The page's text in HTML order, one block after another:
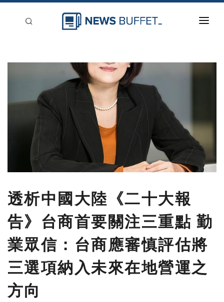
透析中國大陸《二十大報
告》台商首要關注三重點 勤
業眾信：台商應審慎評估將
三選項納入未來在地營運之
方向